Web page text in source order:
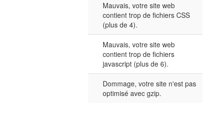
Mauvais, votre site web
contient trop de fichiers CSS
(plus de 4).
Mauvais, votre site web
contient trop de fichiers
javascript (plus de 6).
Dommage, votre site n'est pas
optimisé avec gzip.